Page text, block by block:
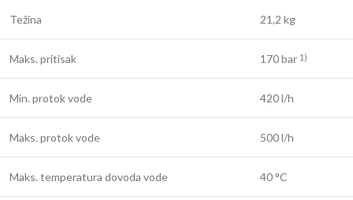
Težina 21,2 kg
Maks. pritisak 170 bar 1)
Min. protok vode 420 l/h
Maks. protok vode 500 l/h
Maks. temperatura dovoda vode 40 °C